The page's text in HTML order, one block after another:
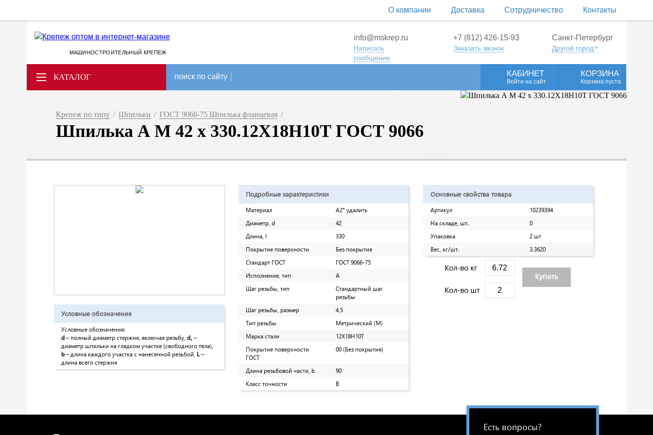
О компании Доставка Сотрудничество Контакты
МАШИНОСТРОИТЕЛЬНЫЙ КРЕПЕЖ
info@mskrep.ru
Написать
сообщение
+7 (812) 426-15-93
Заказать звонок
Санкт-Петербург
Другой город
КАТАЛОГ поиск по сайту КАБИНЕТ
Войти на сайт
КОРЗИНА
Корзина пуста
Крепеж по типу / Шпильки / ГОСТ 9066-75 Шпилька фланцевая /
Шпилька А M 42 x 330.12Х18Н10Т ГОСТ 9066
Условные обозначения
Условные обозначения:
d – полный диаметр стержня, включая резьбу, d₁ –
диаметр шпильки на гладком участке (свободного тела),
b – длина каждого участка с нанесенной резьбой, L –
длина всего стержня
Подробные характеристики
Материал
A2* удалить
Диаметр, d
42
Длина, l
330
Покрытие поверхности
Без покрытия
Стандарт ГОСТ
ГОСТ 9066-75
Исполнение, тип
A
Шаг резьбы, тип
Стандартный шаг
резьбы
Шаг резьбы, размер
4,5
Тип резьбы
Метрический (M)
Марка стали
12Х18Н10Т
Покрытие поверхности
ГОСТ
00 (Без покрытия)
Длина резьбовой части, b
90
Класс точности
B
Основные свойства товара
Артикул
10239394
На складе, шт.
0
Упаковка
2 шт
Вес, кг/шт.
3.3620
Кол-во кг
Кол-во шт
Купить
Есть вопросы?